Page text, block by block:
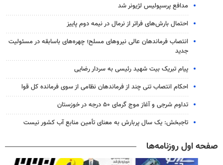
مدافع پرسپولیس لژیونر شد
احتمال بارش‌های فراتر از نرمال در نیمه دوم پاییز
انتصاب فرماندهان عالی‌ نیروهای مسلح؛ چهره‌های باسابقه در مسئولیت‌
جدید
پیام تبریک بیت شهید رئیسی به سردار رضایی
احکام انتصاب تنی چند از فرماندهان نظامی از سوی فرمانده کل قوا
تداوم شرجی و آغاز موج گرمای ۵۰ درجه در خوزستان
تاجبخش: یک سال پربارش به معنای تأمین منابع آب کشور نیست
صفحه اول روزنامه‌ها